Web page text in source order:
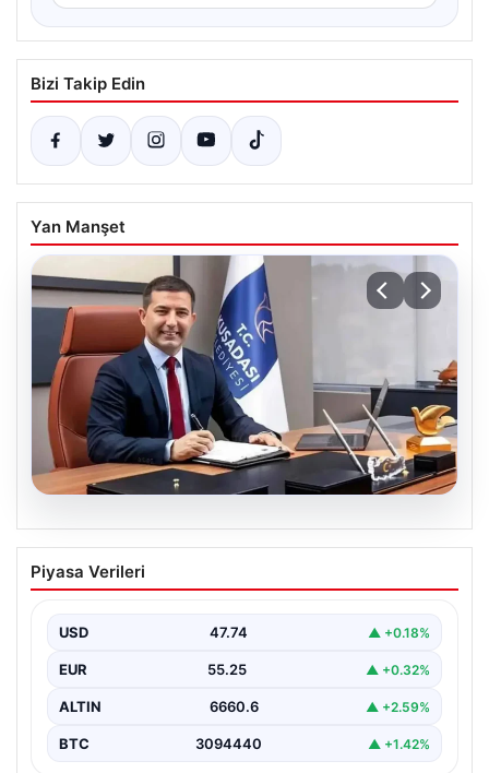
Bizi Takip Edin
Yan Manşet
07.08.2026
Ömer Günel’in avukatlarından suç
duyurusu: ‘Soruşturmanın gizliliği ihlal
Piyasa Verileri
USD 47.74 ▲ +0.18%
EUR 55.25 ▲ +0.32%
ALTIN 6660.6 ▲ +2.59%
BTC 3094440 ▲ +1.42%